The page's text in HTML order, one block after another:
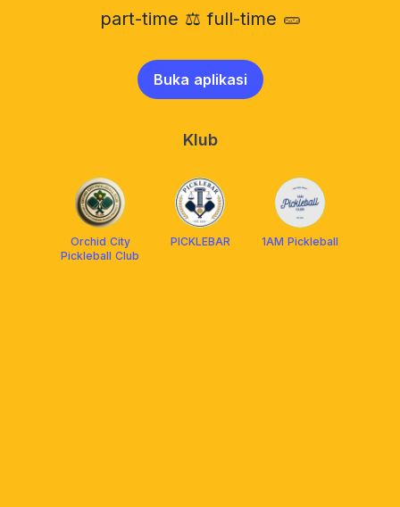
part-time ⚖️ full-time 🥒
Buka aplikasi
Klub
Orchid City
Pickleball Club
PICKLEBAR 1AM Pickleball